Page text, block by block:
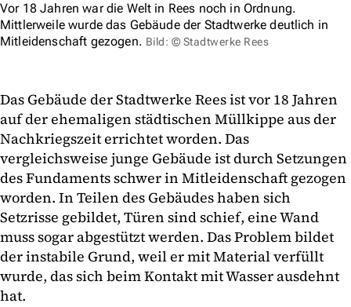
Vor 18 Jahren war die Welt in Rees noch in Ordnung.
Mittlerweile wurde das Gebäude der Stadtwerke deutlich in
Mitleidenschaft gezogen. Bild: © Stadtwerke Rees
Das Gebäude der Stadtwerke Rees ist vor 18 Jahren
auf der ehemaligen städtischen Müllkippe aus der
Nachkriegszeit errichtet worden. Das
vergleichsweise junge Gebäude ist durch Setzungen
des Fundaments schwer in Mitleidenschaft gezogen
worden. In Teilen des Gebäudes haben sich
Setzrisse gebildet, Türen sind schief, eine Wand
muss sogar abgestützt werden. Das Problem bildet
der instabile Grund, weil er mit Material verfüllt
wurde, das sich beim Kontakt mit Wasser ausdehnt
hat.